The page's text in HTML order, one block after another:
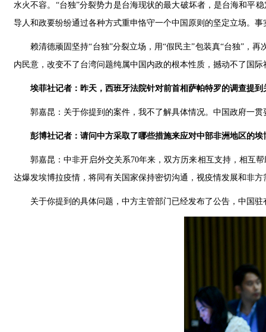
水火不容。“台独”分裂势力是台海现状的最大破坏者，是台海和平
导人和政要纷纷通过各种方式重申恪守一个中国原则的坚定立场。
赖清德顽固坚持“台独”分裂立场，用“假民主”包装真“台独”，
内民意，改变不了台湾问题纯属中国内政的根本性质，撼动不了国
埃菲社记者：昨天，西班牙法院针对前首相萨帕特罗的调查提
郭嘉昆：关于你提到的案件，我不了解具体情况。中国政府一
彭博社记者：请问中方采取了哪些措施来应对中部非洲地区的
郭嘉昆：中非开启外交关系70年来，双方历来相互支持，相互
达爆发埃博拉疫情，将同有关国家保持密切沟通，视疫情发展和非
关于你提到的具体问题，中方主管部门已经发布了公告，中国